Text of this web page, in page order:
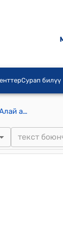
Сурап билүү
Чоң-Алай айылдык кеңешинин 2014-жылдын 3-сентябрындагы № 3 "Чоң-Алай айылдык аймагынын территориясы аркылуу өтүүчү Кыргыз Кытай газ түтүктөрүнө жер бөлүп берүү жөнүндө" токтому